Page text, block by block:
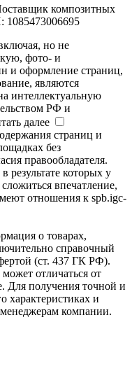
композитных
но не
фото- и
и оформление страниц,
являются
интеллектуальную
РФ и
далее
страниц и
без
правообладателя.
результате которых у
впечатление,
отношения к spb.igc-
о товарах,
справочный
(ст. 437 ГК РФ).
отличаться от
Для получения точной и
характеристиках и
компании.